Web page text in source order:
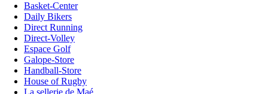
Basket-Center
Daily Bikers
Direct Running
Direct-Volley
Espace Golf
Galope-Store
Handball-Store
House of Rugby